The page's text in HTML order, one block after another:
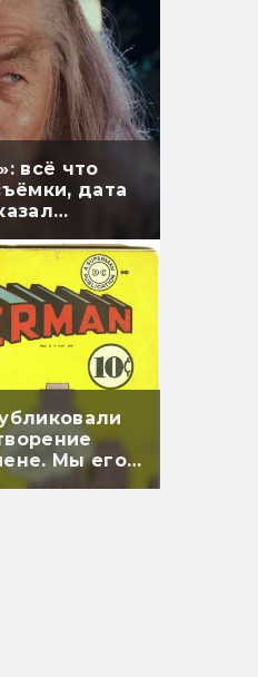
всё что
дата
Мы его